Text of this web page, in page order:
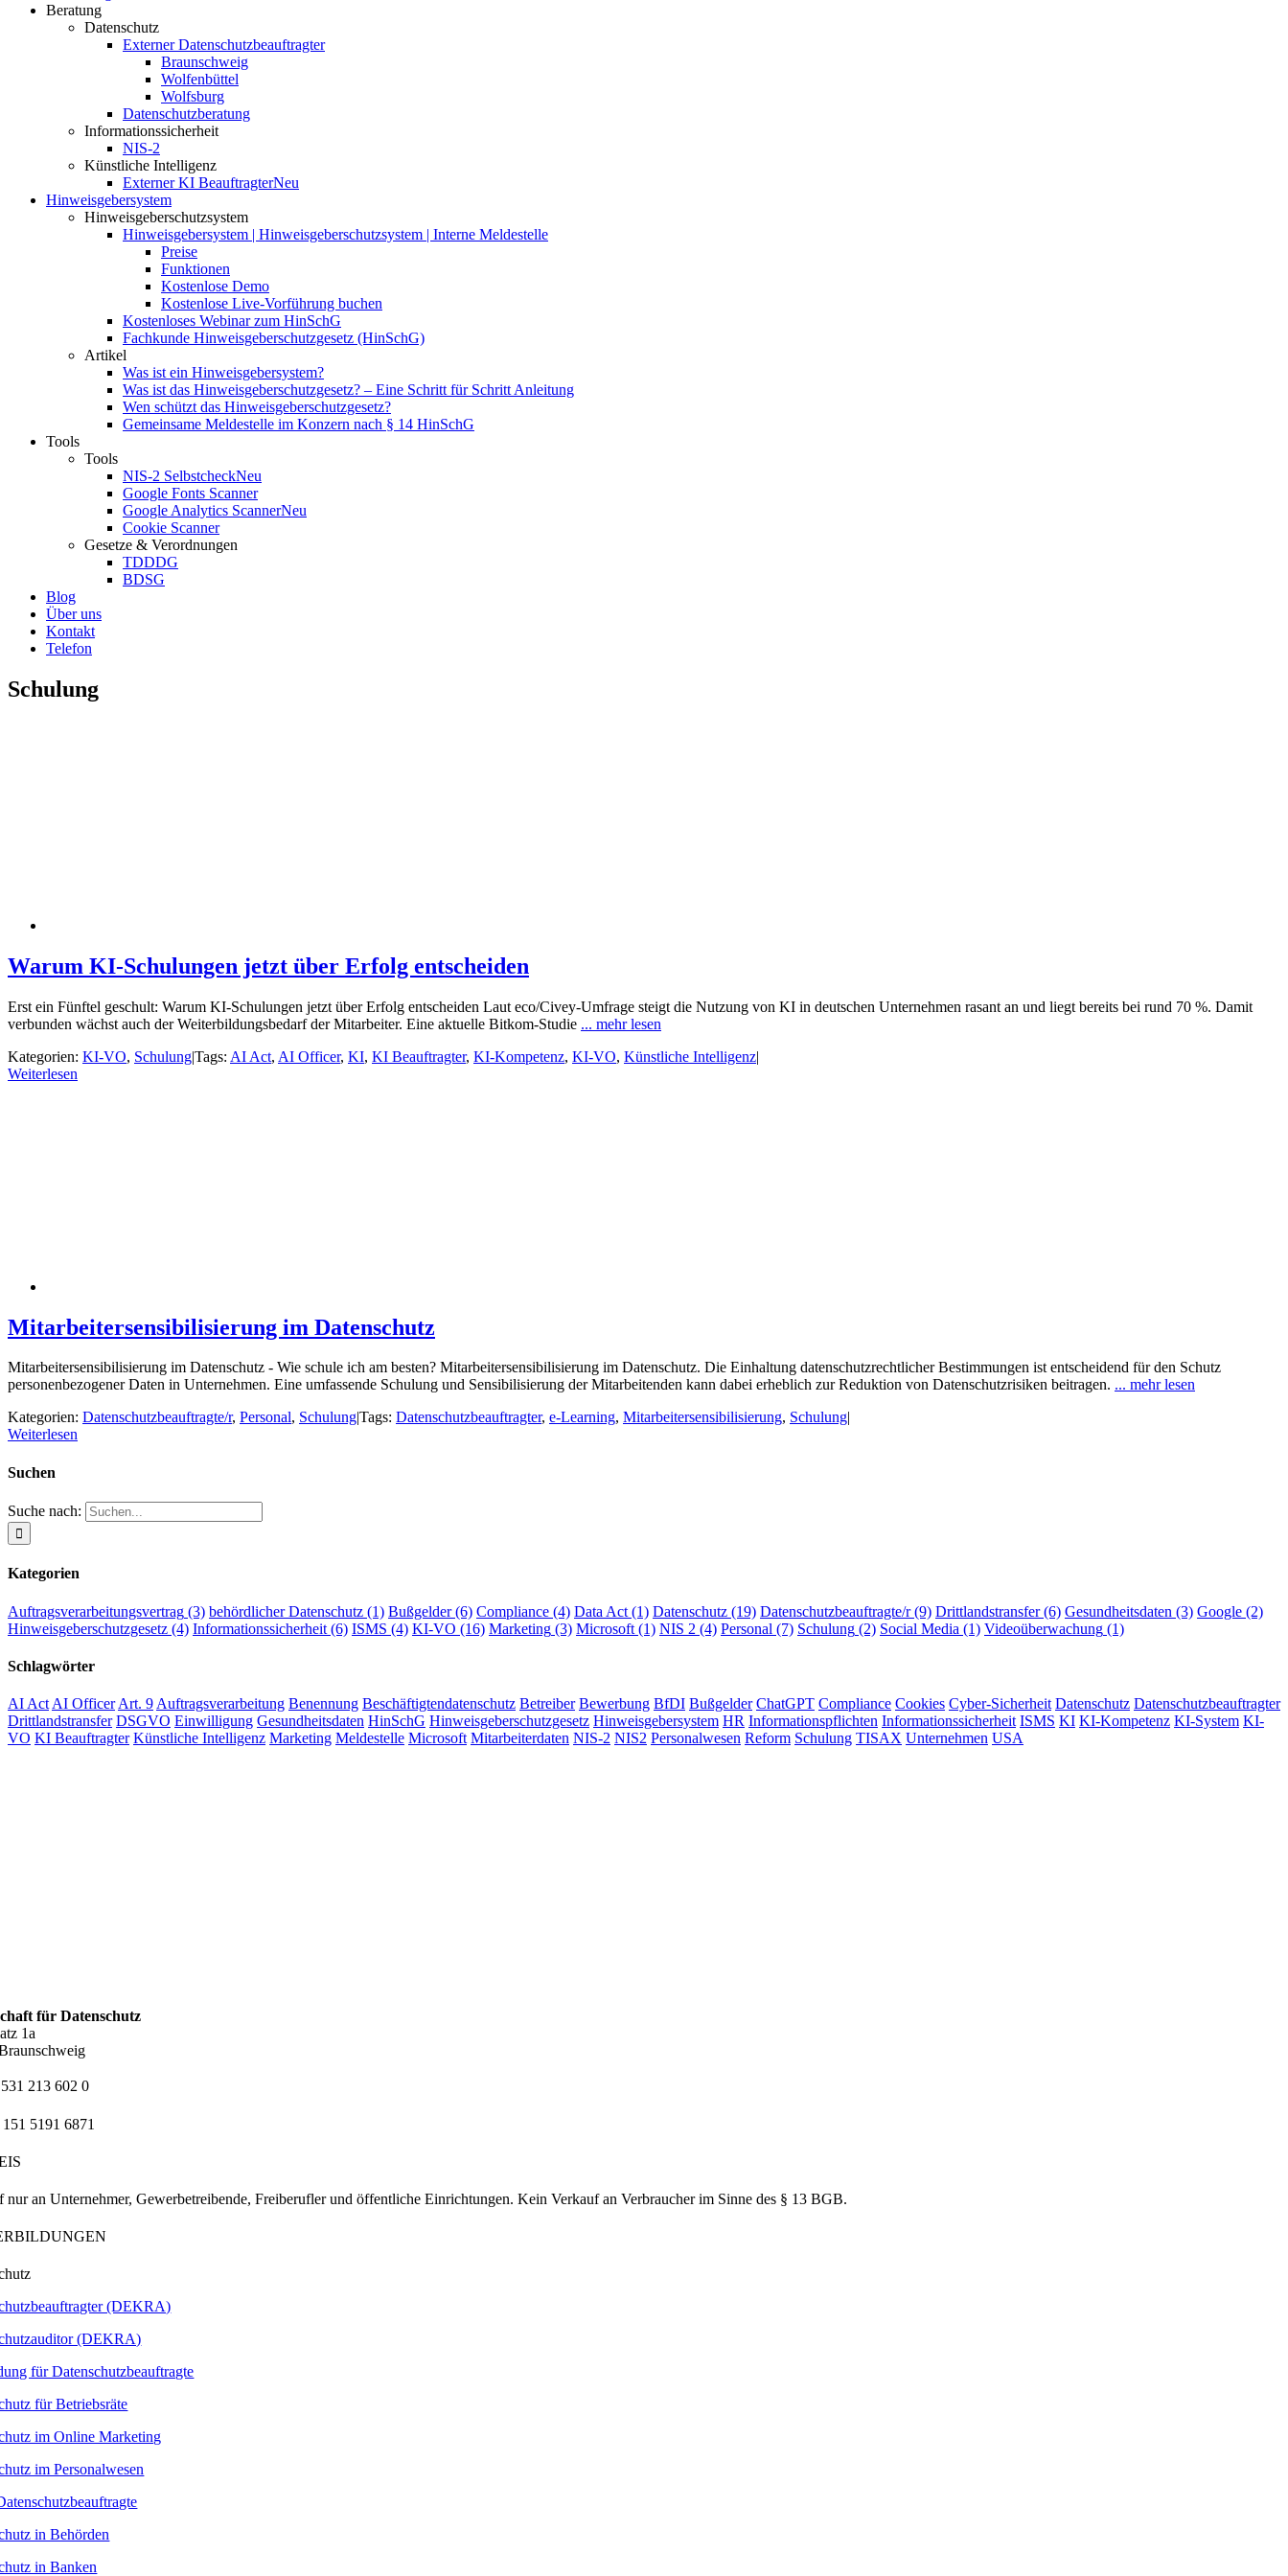
Beratung
Datenschutz
Externer Datenschutzbeauftragter
Braunschweig
Wolfenbüttel
Wolfsburg
Datenschutzberatung
Informationssicherheit
NIS-2
Künstliche Intelligenz
Externer KI BeauftragterNeu
Hinweisgebersystem
Hinweisgeberschutzsystem
Hinweisgebersystem | Hinweisgeberschutzsystem | Interne Meldestelle
Preise
Funktionen
Kostenlose Demo
Kostenlose Live-Vorführung buchen
Kostenloses Webinar zum HinSchG
Fachkunde Hinweisgeberschutzgesetz (HinSchG)
Artikel
Was ist ein Hinweisgebersystem?
Was ist das Hinweisgeberschutzgesetz? – Eine Schritt für Schritt Anleitung
Wen schützt das Hinweisgeberschutzgesetz?
Gemeinsame Meldestelle im Konzern nach § 14 HinSchG
Tools
Tools
NIS-2 SelbstcheckNeu
Google Fonts Scanner
Google Analytics ScannerNeu
Cookie Scanner
Gesetze & Verordnungen
TDDDG
BDSG
Blog
Über uns
Kontakt
Telefon
Schulung
Warum KI-Schulungen jetzt über Erfolg entscheiden
Erst ein Fünftel geschult: Warum KI-Schulungen jetzt über Erfolg entscheiden Laut eco/Civey-Umfrage steigt die Nutzung von KI in deutschen Unternehmen rasant an und liegt bereits bei rund 70 %. Damit
verbunden wächst auch der Weiterbildungsbedarf der Mitarbeiter. Eine aktuelle Bitkom-Studie ... mehr lesen
Kategorien: KI-VO, Schulung|Tags: AI Act, AI Officer, KI, KI Beauftragter, KI-Kompetenz, KI-VO, Künstliche Intelligenz|
Weiterlesen
Mitarbeitersensibilisierung im Datenschutz
Mitarbeitersensibilisierung im Datenschutz - Wie schule ich am besten? Mitarbeitersensibilisierung im Datenschutz. Die Einhaltung datenschutzrechtlicher Bestimmungen ist entscheidend für den Schutz
personenbezogener Daten in Unternehmen. Eine umfassende Schulung und Sensibilisierung der Mitarbeitenden kann dabei erheblich zur Reduktion von Datenschutzrisiken beitragen. ... mehr lesen
Kategorien: Datenschutzbeauftragte/r, Personal, Schulung|Tags: Datenschutzbeauftragter, e-Learning, Mitarbeitersensibilisierung, Schulung|
Weiterlesen
Suchen
Suche nach:
Kategorien
Auftragsverarbeitungsvertrag (3) behördlicher Datenschutz (1) Bußgelder(6) Compliance (4) Data Act (1) Datenschutz (19) Datenschutzbeauftragte/r(9) Drittlandstransfer(6) Gesundheitsdaten (3) Google (2)
Hinweisgeberschutzgesetz (4) Informationssicherheit (6) ISMS (4) KI-VO (16) Marketing (3) Microsoft (1) NIS 2 (4) Personal (7) Schulung (2) Social Media (1) Videoüberwachung (1)
Schlagwörter
AI Act AI Officer Art. 9 Auftragsverarbeitung Benennung Beschäftigtendatenschutz Betreiber Bewerbung BfDI Bußgelder ChatGPT Compliance Cookies Cyber-Sicherheit Datenschutz Datenschutzbeauftragter
Drittlandstransfer DSGVO Einwilligung Gesundheitsdaten HinSchG Hinweisgeberschutzgesetz Hinweisgebersystem HR Informationspflichten Informationssicherheit ISMS KI KI-Kompetenz KI-System KI-
VO KI Beauftragter Künstliche Intelligenz Marketing Meldestelle Microsoft Mitarbeiterdaten NIS-2 NIS2 Personalwesen Reform Schulung TISAX Unternehmen USA
für Datenschutz
1a
213 602 0
5191 6871
nur an Unternehmer, Gewerbetreibende, Freiberufler und öffentliche Einrichtungen. Kein Verkauf an Verbraucher im Sinne des § 13 BGB.
(DEKRA)
(DEKRA)
für Datenschutzbeauftragte
für Betriebsräte
im Online Marketing
im Personalwesen
in Behörden
in Banken